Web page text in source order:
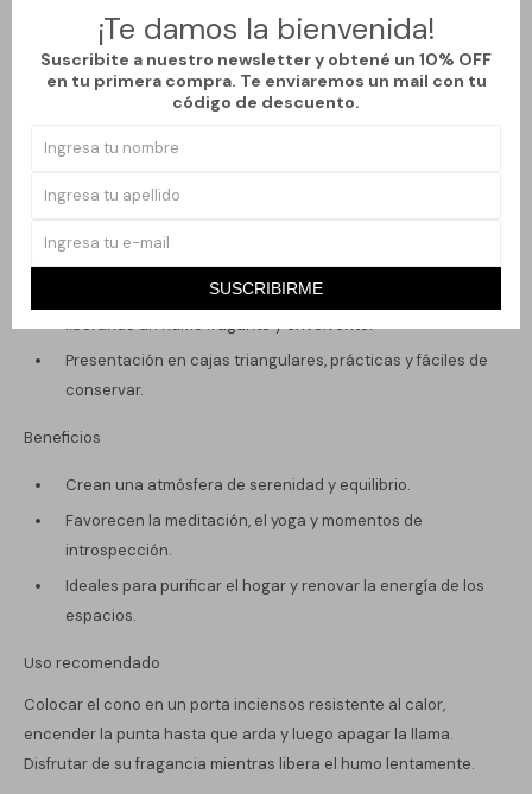
¡Te damos la bienvenida!
Suscribite a nuestro newsletter y obtené un 10% OFF
en tu primera compra. Te enviaremos un mail con tu
código de descuento.
SUSCRIBIRME
Nag White Sage (Salvia Blanca): fresco y herbal,
tradicionalmente usado para la limpieza energética y la
Características
Elaborados artesanalmente con la técnica masala.
Cada cono tiene una combustión lenta y duradera,
liberando un humo fragante y envolvente.
Presentación en cajas triangulares, prácticas y fáciles de
conservar.
Beneficios
Crean una atmósfera de serenidad y equilibrio.
Favorecen la meditación, el yoga y momentos de
introspección.
Ideales para purificar el hogar y renovar la energía de los
espacios.
Uso recomendado
Colocar el cono en un porta inciensos resistente al calor,
encender la punta hasta que arda y luego apagar la llama.
Disfrutar de su fragancia mientras libera el humo lentamente.